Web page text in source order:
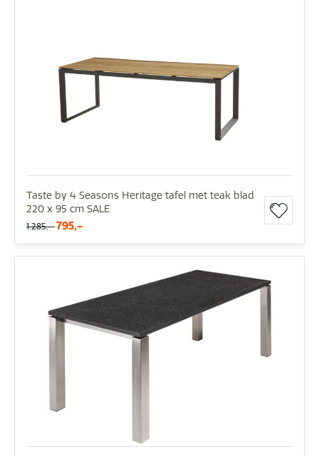
Taste by 4 Seasons Heritage tafel met teak blad
220 x 95 cm SALE
1.285,- 795,-